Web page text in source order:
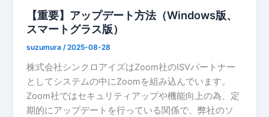
【重要】アップデート方法（Windows版、
スマートグラス版）
suzumura /2025-08-28
株式会社シンクロアイズはZoom社のISVパートナー
としてシステムの中にZoomを組み込んでいます。
Zoom社ではセキュリティアップや機能向上の為、定
期的にアップデートを行っている関係で、弊社のソ